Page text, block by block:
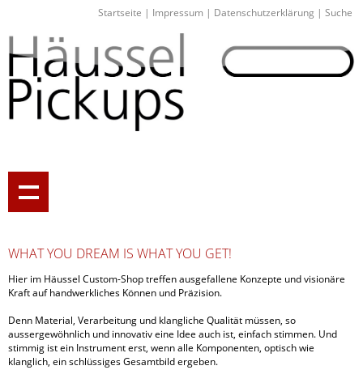
Startseite | Impressum | Datenschutzerklärung | Suche
WHAT YOU DREAM IS WHAT YOU GET!
Hier im Häussel Custom-Shop treffen ausgefallene Konzepte und visionäre
Kraft auf handwerkliches Können und Präzision.
Denn Material, Verarbeitung und klangliche Qualität müssen, so
aussergewöhnlich und innovativ eine Idee auch ist, einfach stimmen. Und
stimmig ist ein Instrument erst, wenn alle Komponenten, optisch wie
klanglich, ein schlüssiges Gesamtbild ergeben.